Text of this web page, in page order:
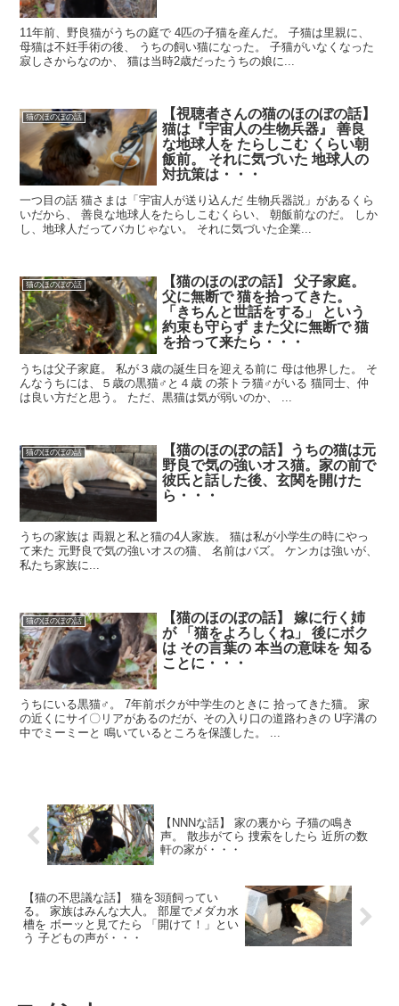
11年前、野良猫がうちの庭で 4匹の子猫を産んだ。 子猫は里親に、
母猫は不妊手術の後、 うちの飼い猫になった。 子猫がいなくなった
寂しさからなのか、 猫は当時2歳だったうちの娘に...
猫のほのぼの話
【視聴者さんの猫のほのぼの話】
猫は『宇宙人の生物兵器』 善良
な地球人を たらしこむ くらい朝
飯前。 それに気づいた 地球人の
対抗策は・・・
一つ目の話 猫さまは「宇宙人が送り込んだ 生物兵器説」があるくら
いだから、 善良な地球人をたらしこむくらい、 朝飯前なのだ。 しか
し、地球人だってバカじゃない。 それに気づいた企業...
猫のほのぼの話
【猫のほのぼの話】 父子家庭。
父に無断で 猫を拾ってきた。
「きちんと世話をする」 という
約束も守らず また父に無断で 猫
を拾って来たら・・・
うちは父子家庭。 私が３歳の誕生日を迎える前に 母は他界した。 そ
んなうちには、５歳の黒猫♂と４歳 の茶トラ猫♂がいる 猫同士、仲
は良い方だと思う。 ただ、黒猫は気が弱いのか、 ...
猫のほのぼの話
【猫のほのぼの話】うちの猫は元
野良で気の強いオス猫。家の前で
彼氏と話した後、玄関を開けた
ら・・・
うちの家族は 両親と私と猫の4人家族。 猫は私が小学生の時にやっ
て来た 元野良で気の強いオスの猫、 名前はバズ。 ケンカは強いが、
私たち家族に...
猫のほのぼの話
【猫のほのぼの話】 嫁に行く姉
が 「猫をよろしくね」 後にボク
は その言葉の 本当の意味を 知る
ことに・・・
うちにいる黒猫♂。 7年前ボクが中学生のときに 拾ってきた猫。 家
の近くにサイ〇リアがあるのだが､ その入り口の道路わきの U字溝の
中でミーミーと 鳴いているところを保護した。 ...
【NNNな話】 家の裏から 子猫の鳴き
声。 散歩がてら 捜索をしたら 近所の数
軒の家が・・・
【猫の不思議な話】 猫を3頭飼ってい
る。 家族はみんな大人。 部屋でメダカ水
槽を ボーッと見てたら 「開けて！」とい
う 子どもの声が・・・